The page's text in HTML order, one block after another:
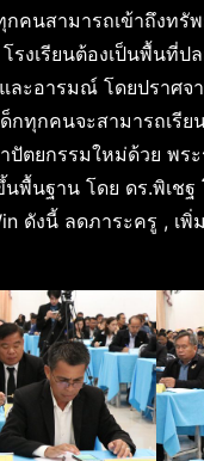
คนสามารถเข้าถึงทรั
รงเรียนต้องเป็นพื้นที่
ะอารมณ์ โดยปราศจ
กทุกคนจะสามารถเรี
ปัตยกรรมใหม่ด้วย พ
พื้นฐาน โดย ดร.พิเช
ดังนี้ ลดภาระครู , เ